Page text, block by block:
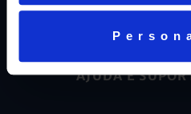
AJUDA E